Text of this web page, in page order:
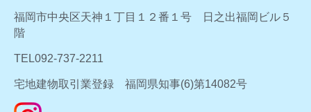
福岡市中央区天神１丁目１２番１号 日之出福岡ビル５
階
TEL092-737-2211
宅地建物取引業登録 福岡県知事(6)第14082号